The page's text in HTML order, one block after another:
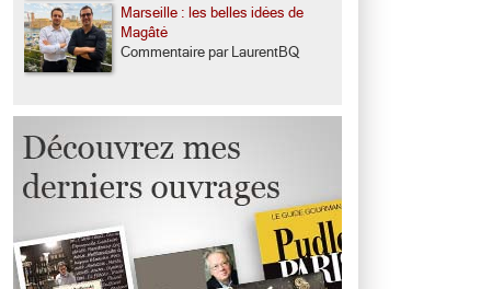
Marseille : les belles idées de
Magâté
Commentaire par LaurentBQ